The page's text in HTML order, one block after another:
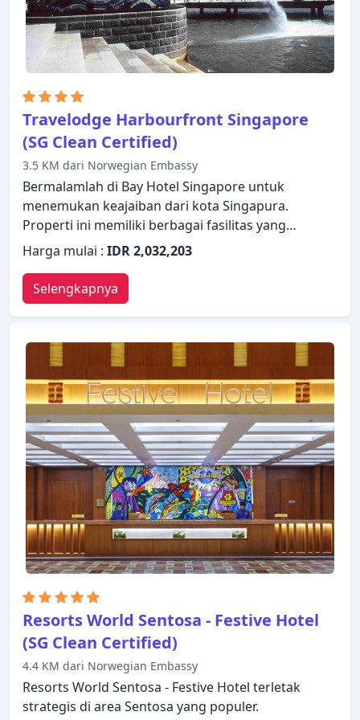
Anda mengunjungi Singapura, Grand Copthorne
Waterfront Hotel akan membuat Anda langsung
merasa seperti di rumah.
Travelodge Harbourfront Singapore
(SG Clean Certified)
3.5 KM dari Norwegian Embassy
Bermalamlah di Bay Hotel Singapore untuk
menemukan keajaiban dari kota Singapura.
Properti ini memiliki berbagai fasilitas yang
membuat pengalaman menginap Anda
menyenangkan. Manfaatkan layanan kamar 24 jam,
WiFi gratis di semua kamar, satpam 24 jam, layanan
kebersihan harian, akses mudah untuk kursi roda
yang ada di properti ini. Semua kamar dirancang
dan didekorasi untuk membuat tamu merasa
seperti di rumah dan beberapa kamar dilengkapi
dengan televisi layar datar, rak pakaian, kopi instan
gratis, teh gratis, linen. Nikmatilah pusat
kebugaran, kolam renang luar ruangan, sebelum
masuk ke kamar untuk beristirahat dengan
nyaman. Suasana yang ramah dan pelayanan yang
istimewa bisa Anda harapkan selama menginap di
Bay Hotel Singapore.
Harga mulai : IDR 2,032,203
Selengkapnya
Resorts World Sentosa - Festive Hotel
(SG Clean Certified)
4.4 KM dari Norwegian Embassy
Resorts World Sentosa - Festive Hotel terletak
strategis di area Sentosa yang populer.